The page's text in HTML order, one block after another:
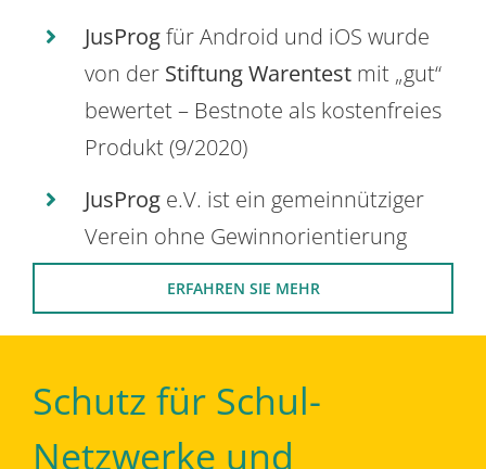
JusProgfür Android und iOS wurde
von der Stiftung Warentest mit „gut“
bewertet – Bestnote als kostenfreies
Produkt (9/2020)
JusProg e.V. ist ein gemeinnütziger
Verein ohne Gewinnorientierung
ERFAHREN SIE MEHR
Schutz für Schul-
Netzwerke und